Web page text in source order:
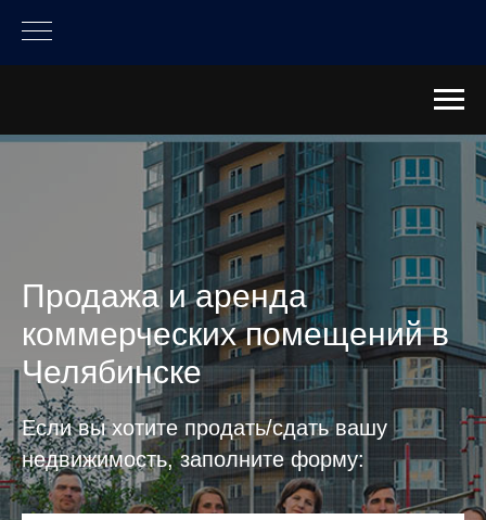
Продажа и аренда
коммерческих помещений в
Челябинске
Если вы хотите продать/сдать вашу
недвижимость, заполните форму: